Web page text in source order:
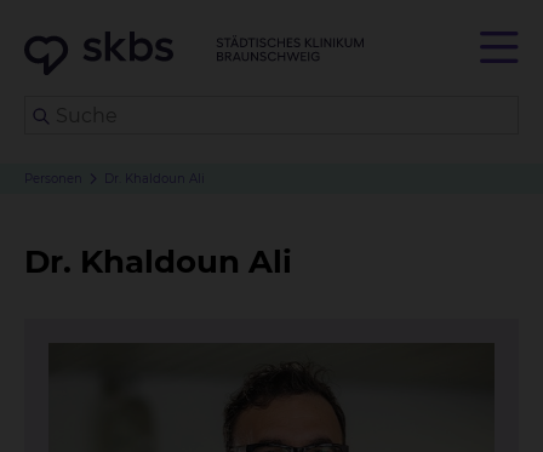
Personen Dr. Khaldoun Ali
Dr. Khaldoun Ali